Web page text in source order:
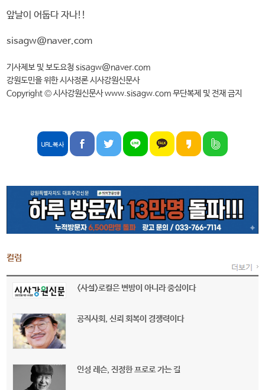
앞날이 어둡다 자나!!
sisagw@naver.com
기사제보 및 보도요청 sisagw@naver.com
강원도민을 위한 시사정론 시사강원신문사
Copyright © 시사강원신문사 www.sisagw.com 무단복제 및 전재 금지
컬럼
<사설>로컬은 변방이 아니라 중심이다
공직사회, 신뢰 회복이 경쟁력이다
인성 레슨, 진정한 프로로 가는 길